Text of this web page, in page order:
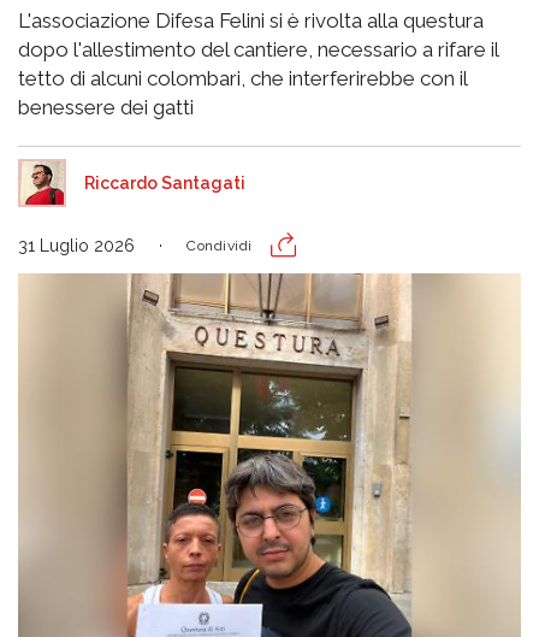
L'associazione Difesa Felini si è rivolta alla questura
dopo l'allestimento del cantiere, necessario a rifare il
tetto di alcuni colombari, che interferirebbe con il
benessere dei gatti
Riccardo Santagati
31 Luglio 2026 Condividi